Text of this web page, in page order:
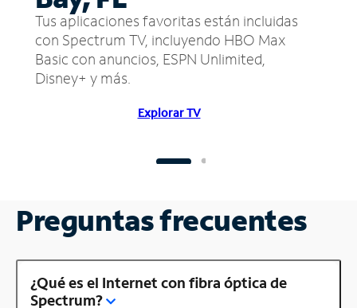
Tus aplicaciones favoritas están incluidas
con Spectrum TV, incluyendo HBO Max
Basic con anuncios, ESPN Unlimited,
Disney+ y más.
Explorar TV
Preguntas frecuentes
¿Qué es el Internet con fibra óptica de
Spectrum?